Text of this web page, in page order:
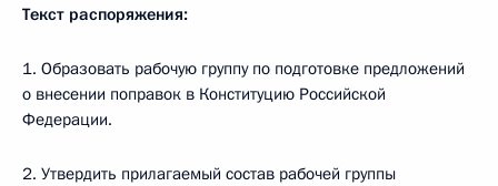
Текст распоряжения:
1. Образовать рабочую группу по подготовке предложений
о внесении поправок в Конституцию Российской
Федерации.
2. Утвердить прилагаемый состав рабочей группы